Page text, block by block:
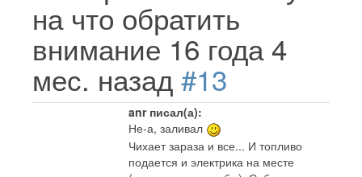
на что обратить
внимание 16 года 4
мес. назад #13
anr писал(а):
Не-а, заливал
Чихает зараза и все... И топливо
подается и электрика на месте